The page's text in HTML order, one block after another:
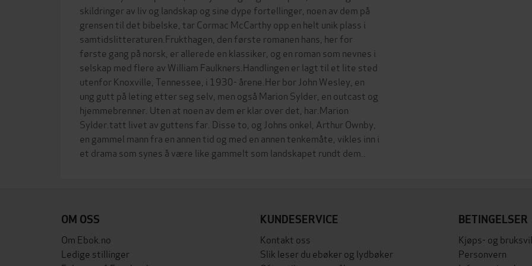
skildringer av liv og landskap og sine dype fortellinger, noen av dem på
grensen til det bibelske, tar Cormac McCarthy opp en helt unik plass i
samtidslitteraturen.Frukthagen, den første romanen hans, her for
første gang på norsk, er allerede en klassiker, og en roman som nevnes i
selskap med flere av William Faulkners.Handlingen er lagt til et lite sted
utenfor Knoxville, Tennessee, i 1930- årene.Her bor John Wesley, en
ung gutt på leting etter seg selv, men også Marion Sylder, en outcast og
hjemmebrenner. Uten at noen av dem er klar over det, har.Marion
Sylder.tatt livet av guttens far. Disse to, og Johns onkel, Arthur Ownby,
en gammel mann fra en annen tid og med en annen tenkemåte, vikles inn i
OM OSS
Om Ebok.no
Ledige stillinger
KUNDESERVICE
Kontakt oss
Slik leser du ebøker og lydbøker
BETINGELSER
Kjøps- og
Personvern